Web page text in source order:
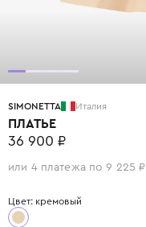
SIMONETTA Италия
ПЛАТЬЕ
36 900 ₽
или 4 платежа по 9 225 ₽
Цвет: кремовый